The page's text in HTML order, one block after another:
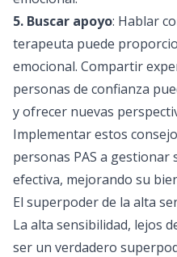
5. Buscar apoyo: Hablar
terapeuta puede
emocional. Compartir
personas de confianza
y ofrecer nuevas
Implementar estos
personas PAS a gestionar
efectiva, mejorando su
El superpoder de la alta
La alta sensibilidad, lejos
ser un verdadero